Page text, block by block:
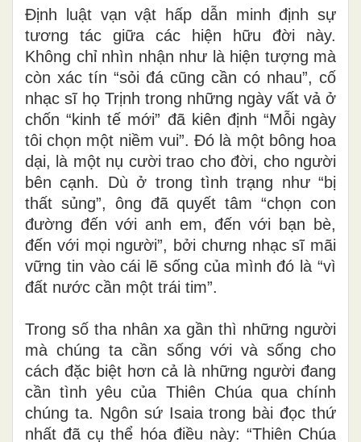
Định luật vạn vật hấp dẫn minh định sự
tương tác giữa các hiện hữu đời này.
Không chỉ nhìn nhận như là hiện tượng mà
còn xác tín “sỏi đá cũng cần có nhau”, cố
nhạc sĩ họ Trịnh trong những ngày vất vả ở
chốn “kinh tế mới” đã kiên định “Mỗi ngày
tôi chọn một niềm vui”. Đó là một bông hoa
dại, là một nụ cười trao cho đời, cho người
bên cạnh. Dù ở trong tình trạng như “bị
thất sủng”, ông đã quyết tâm “chọn con
đường đến với anh em, đến với bạn bè,
đến với mọi người”, bởi chưng nhạc sĩ mãi
vững tin vào cái lẽ sống của mình đó là “vì
đất nước cần một trái tim”.
Trong số tha nhân xa gần thì những người
mà chúng ta cần sống với và sống cho
cách đặc biệt hơn cả là những người đang
cần tình yêu của Thiên Chúa qua chính
chúng ta. Ngôn sứ Isaia trong bài đọc thứ
nhấtđãcụ thể hóa điều này: “Thiên Chúa